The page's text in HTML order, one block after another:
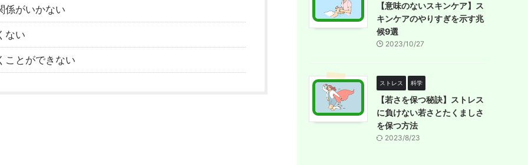
係がいかない
ない
ことができない
【意味のないスキンケア】ス
キンケアのやりすぎを示す兆
候9選
2023/10/27
ストレス 科学
【若さを保つ秘訣】ストレス
に負けない若さとたくましさ
を保つ方法
2023/8/23